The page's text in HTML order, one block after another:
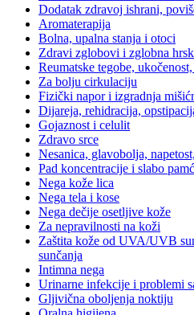
Dodatak zdravoj ishrani,
Aromaterapija
Bolna, upalna stanja i otoci
Zdravi zglobovi i zglobna
Reumatske tegobe,
Za bolju cirkulaciju
Fizički napor i izgradnja
Dijareja, rehidracija,
Gojaznost i celulit
Zdravo srce
Nesanica, glavobolja,
Pad koncentracije i slabo
Nega kože lica
Nega tela i kose
Nega dečije osetljive kože
Za nepravilnosti na koži
Zaštita kože od UVA/UVB
sunčanja
Intimna nega
Urinarne infekcije i problemi
Gljivična oboljenja noktiju